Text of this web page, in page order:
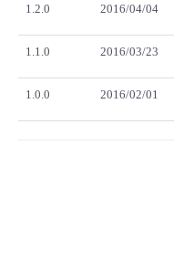
1.2.0 2016/04/04
1.1.0 2016/03/23
1.0.0 2016/02/01